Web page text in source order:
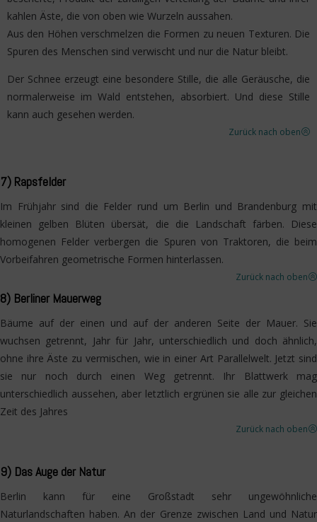
kahlen Äste, die von oben wie Wurzeln aussahen.
Aus den Höhen verschmelzen die Formen zu neuen Texturen. Die
Spuren des Menschen sind verwischt und nur die Natur bleibt.
Der Schnee erzeugt eine besondere Stille, die alle Geräusche, die
normalerweise im Wald entstehen, absorbiert. Und diese Stille
kann auch gesehen werden.
Zurück nach oben>
7) Rapsfelder
Im Frühjahr sind die Felder rund um Berlin und Brandenburg mit
kleinen gelben Blüten übersät, die die Landschaft färben. Diese
homogenen Felder verbergen die Spuren von Traktoren, die beim
Vorbeifahren geometrische Formen hinterlassen.
Zurück nach oben>
8) Berliner Mauerweg
Bäume auf der einen und auf der anderen Seite der Mauer. Sie
wuchsen getrennt, Jahr für Jahr, unterschiedlich und doch ähnlich,
ohne ihre Äste zu vermischen, wie in einer Art Parallelwelt. Jetzt sind
sie nur noch durch einen Weg getrennt. Ihr Blattwerk mag
unterschiedlich aussehen, aber letztlich ergrünen sie alle zur gleichen
Zeit des Jahres
Zurück nach oben>
9) Das Auge der Natur
Berlin kann für eine Großstadt sehr ungewöhnliche
Naturlandschaften haben. An der Grenze zwischen Land und Natur